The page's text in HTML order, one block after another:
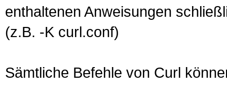
enthaltenen Anweisungen
(z.B. -K curl.conf)
Sämtliche Befehle von Curl